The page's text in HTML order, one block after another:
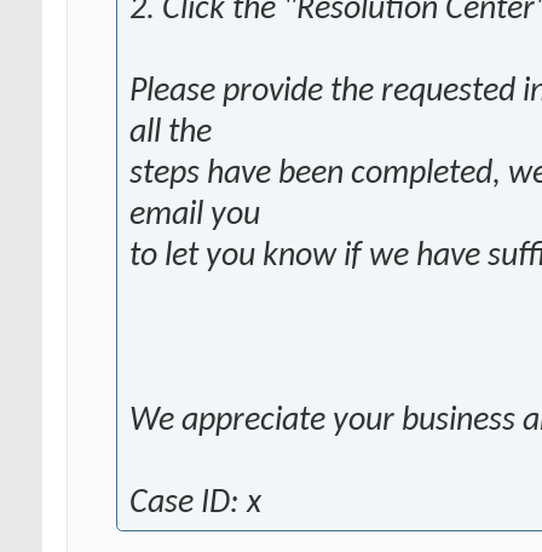
2. Click the "Resolution
Please provide the requested
all the
steps have been completed,
email you
to let you know if we have
We appreciate your business
Case ID: x